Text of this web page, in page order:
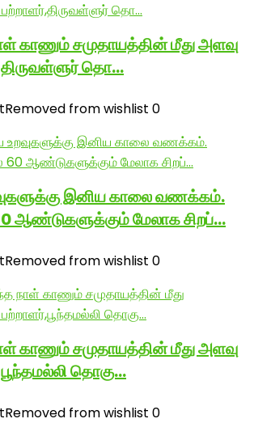
காணும் சமுதாயத்தின் மீது அளவு
தொ…
Removed from wishlist 0
இனிய காலை வணக்கம்.
ஆண்டுகளுக்கும் மேலாக சிறப்…
Removed from wishlist 0
காணும் சமுதாயத்தின் மீது அளவு
தொகு…
Removed from wishlist 0